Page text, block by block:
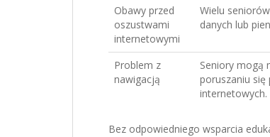
Obawy przed
oszustwami
internetowymi
Wielu
danych lub
Problem z
nawigacją
Seniory mogą
poruszaniu się
internetowych.
Bez odpowiedniego wsparcia